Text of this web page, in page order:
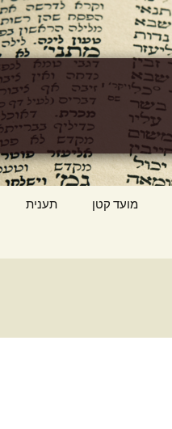
מועד קטן תענית